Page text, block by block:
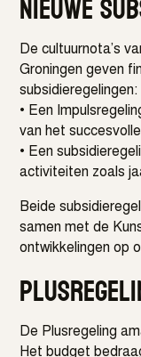
De cultuurnota’s
Groningen geven
subsidieregelingen:
• Een
van het succesvolle
• Een
activiteiten zoals
Beide
samen met de
ontwikkelingen op
De Plusregeling
Het budget